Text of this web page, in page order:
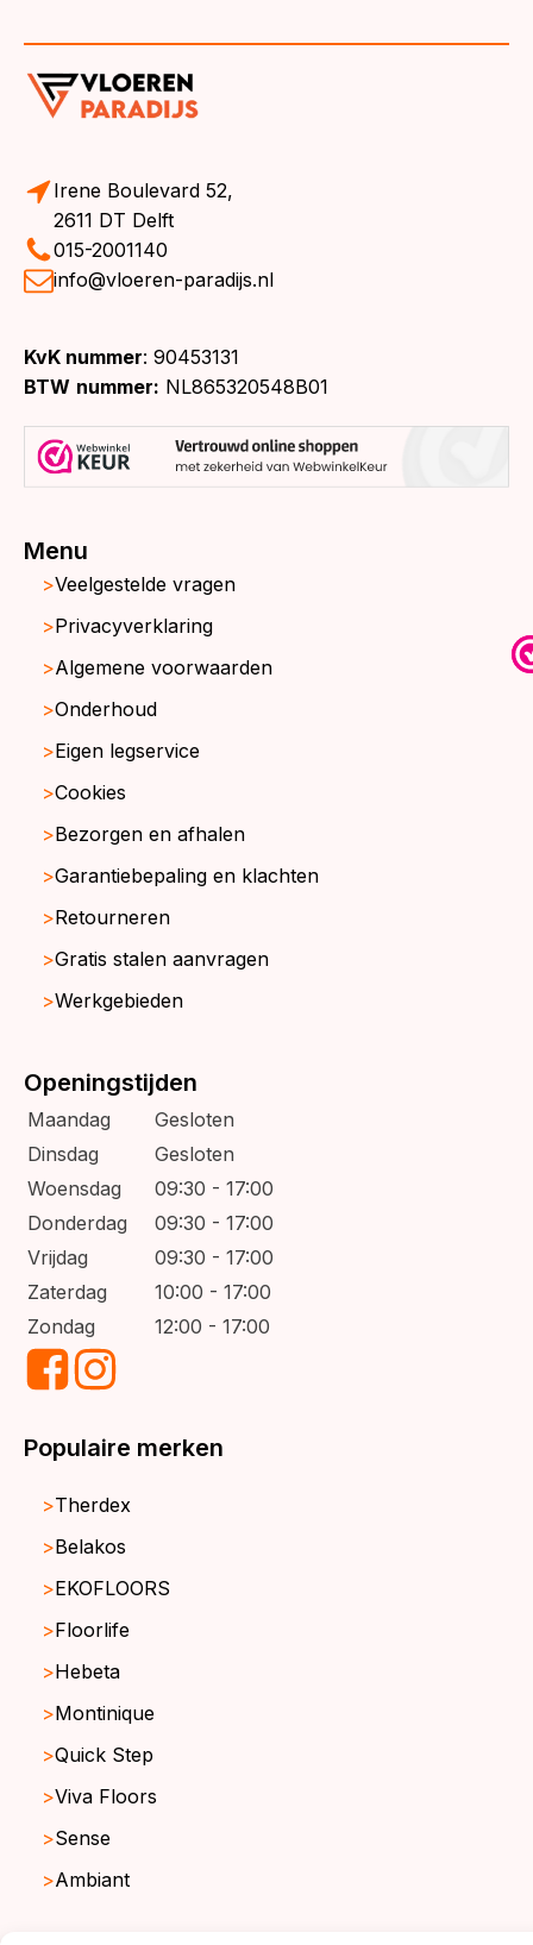
Irene Boulevard 52,
2611 DT Delft
015-2001140
info@vloeren-paradijs.nl
KvK nummer: 90453131
BTW nummer: NL865320548B01
Menu
Veelgestelde vragen
Privacyverklaring
Algemene voorwaarden
Onderhoud
Eigen legservice
Cookies
Bezorgen en afhalen
Garantiebepaling en klachten
Retourneren
Gratis stalen aanvragen
Werkgebieden
Openingstijden
Maandag
Gesloten
Dinsdag
Gesloten
Woensdag
09:30 - 17:00
Donderdag
09:30 - 17:00
Vrijdag
09:30 - 17:00
Zaterdag
10:00 - 17:00
Zondag
12:00 - 17:00
Populaire merken
Therdex
Belakos
EKOFLOORS
Floorlife
Hebeta
Montinique
Quick Step
Viva Floors
Sense
Ambiant